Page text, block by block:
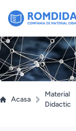
Acasa
Material
Didactic